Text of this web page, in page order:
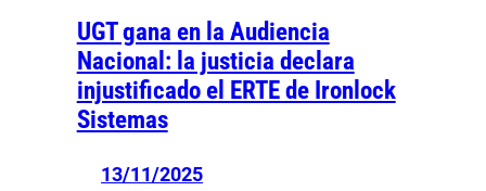
UGT gana en la Audiencia
Nacional: la justicia declara
injustificado el ERTE de Ironlock
Sistemas
13/11/2025